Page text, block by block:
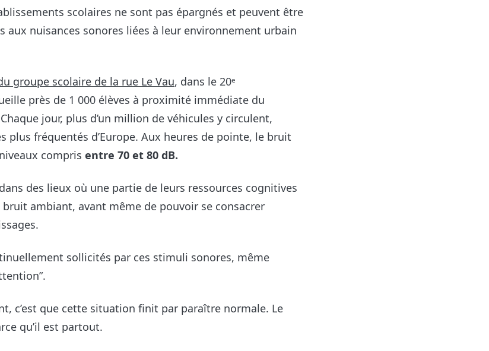
scolaires ne sont pas épargnés et peuvent être
aux nuisances sonores liées à leur environnement urbain
groupe scolaire de la rue Le Vau, dans le 20ᵉ
près de 1 000 élèves à proximité immédiate du
jour, plus d’un million de véhicules y circulent,
plus fréquentés d’Europe. Aux heures de pointe, le bruit
compris entre 70 et 80 dB.
des lieux où une partie de leurs ressources cognitives
ambiant, avant même de pouvoir se consacrer
sollicités par ces stimuli sonores, même
c’est que cette situation finit par paraître normale. Le
qu’il est partout.